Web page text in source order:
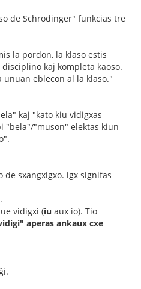
de Schrödinger" funkcias tre
la pordon, la klaso estis
kaj kompleta kaoso.
unuan eblecon al la klaso."
kaj "kato kiu vidigxas
"bela"/"muson" elektas kiun
de sxangxigxo. igx signifas
vidigxi (iu aux io). Tio
aperas ankaux cxe